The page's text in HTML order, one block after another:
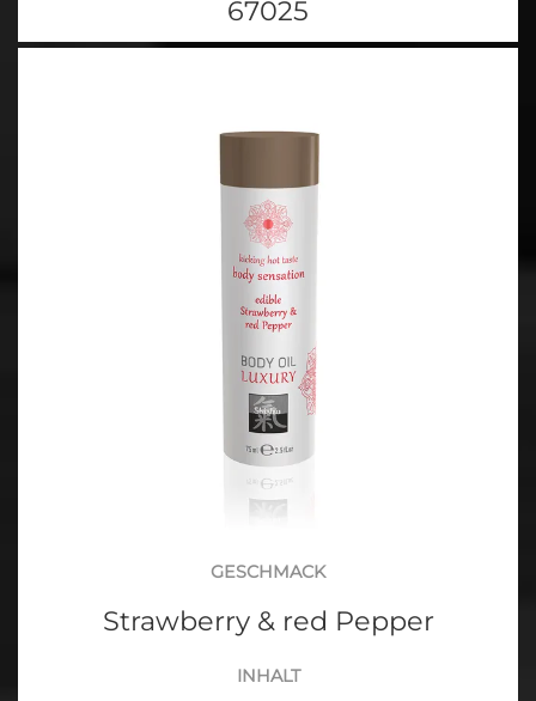
67025
GESCHMACK
Strawberry & red Pepper
INHALT